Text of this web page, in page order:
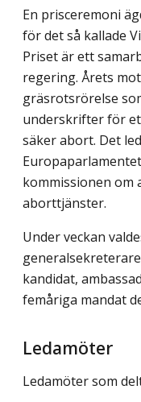
En prisceremoni
för det så kallade
Priset är ett
regering. Årets
gräsrotsrörelse
underskrifter för
säker abort. Det
kommissionen om
aborttjänster.
Under veckan
kandidat,
femåriga mandat
Ledamöter
Ledamöter som